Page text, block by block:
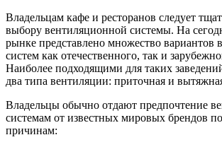
Владельцам кафе и ресторанов следует
выбору вентиляционной системы. На
рынке представлено множество вариантов
систем как отечественного, так и
Наиболее подходящими для таких
два типа вентиляции: приточная и
Владельцы обычно отдают предпочтение
системам от известных мировых брендов
причинам: